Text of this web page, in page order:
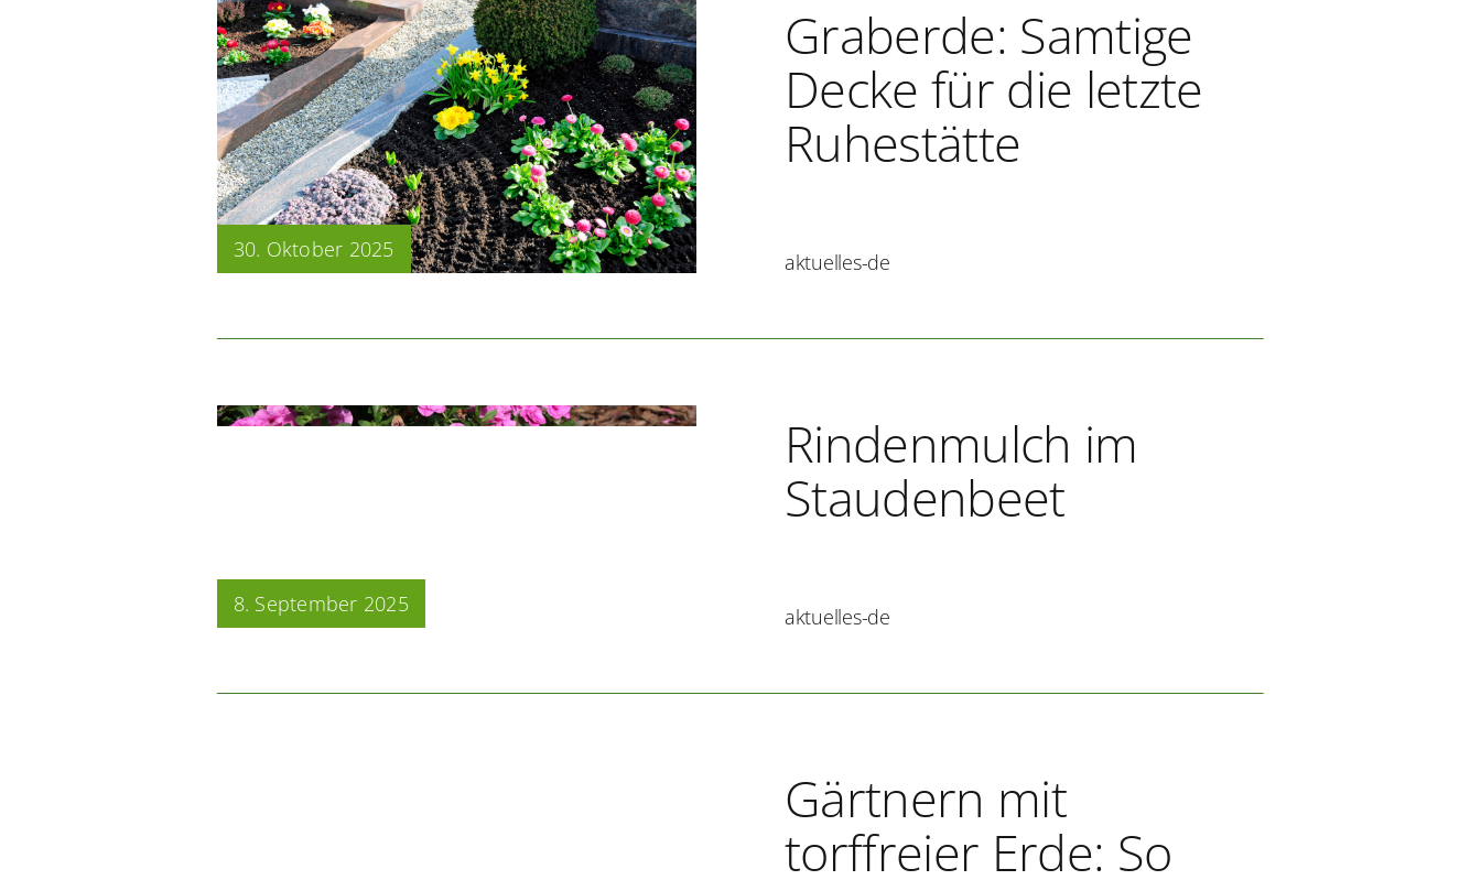
30. Oktober 2025
Graberde: Samtige
Decke für die letzte
Ruhestätte
aktuelles-de
8. September 2025
Rindenmulch im
Staudenbeet
aktuelles-de
Gärtnern mit
torffreier Erde: So